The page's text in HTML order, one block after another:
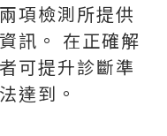
項檢測所提供
訊。 在正確解
可提升診斷準
達到。